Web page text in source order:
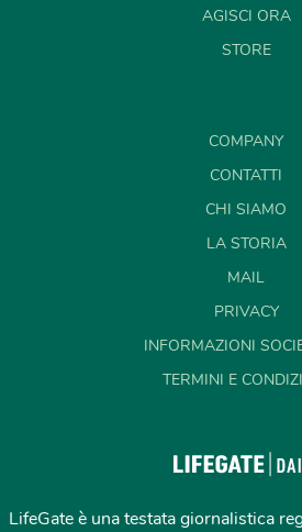
AGISCI ORA
STORE
COMPANY
CONTATTI
CHI SIAMO
LA STORIA
MAIL
PRIVACY
INFORMAZIONI
TERMINI E
LifeGate è una testata giornalistica